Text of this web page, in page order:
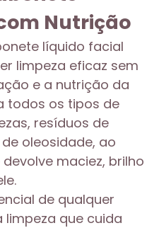
Nutrição
líquido facial
limpeza eficaz sem
e a nutrição da
todos os tipos de
resíduos de
oleosidade, ao
maciez, brilho
de qualquer
limpeza que cuida